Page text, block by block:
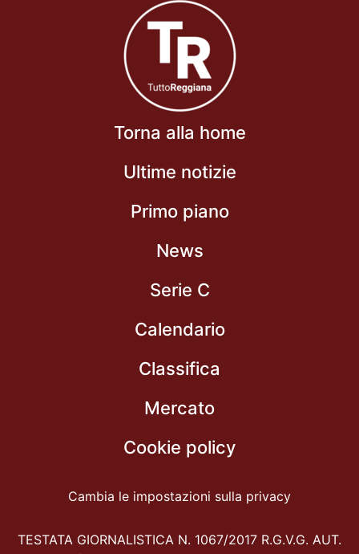
Torna alla home
Ultime notizie
Primo piano
News
Serie C
Calendario
Classifica
Mercato
Cookie policy
Cambia le impostazioni sulla privacy
TESTATA GIORNALISTICA N. 1067/2017 R.G.V.G. AUT.